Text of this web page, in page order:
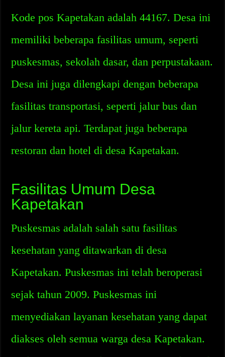
Kode pos Kapetakan adalah 44167. Desa ini
memiliki beberapa fasilitas umum, seperti
puskesmas, sekolah dasar, dan perpustakaan.
Desa ini juga dilengkapi dengan beberapa
fasilitas transportasi, seperti jalur bus dan
jalur kereta api. Terdapat juga beberapa
restoran dan hotel di desa Kapetakan.
Fasilitas Umum Desa
Kapetakan
Puskesmas adalah salah satu fasilitas
kesehatan yang ditawarkan di desa
Kapetakan. Puskesmas ini telah beroperasi
sejak tahun 2009. Puskesmas ini
menyediakan layanan kesehatan yang dapat
diakses oleh semua warga desa Kapetakan.